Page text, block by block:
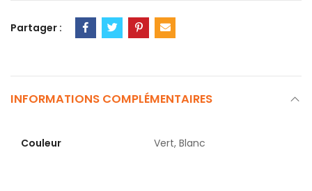
Partager :
INFORMATIONS COMPLÉMENTAIRES
Couleur Vert, Blanc